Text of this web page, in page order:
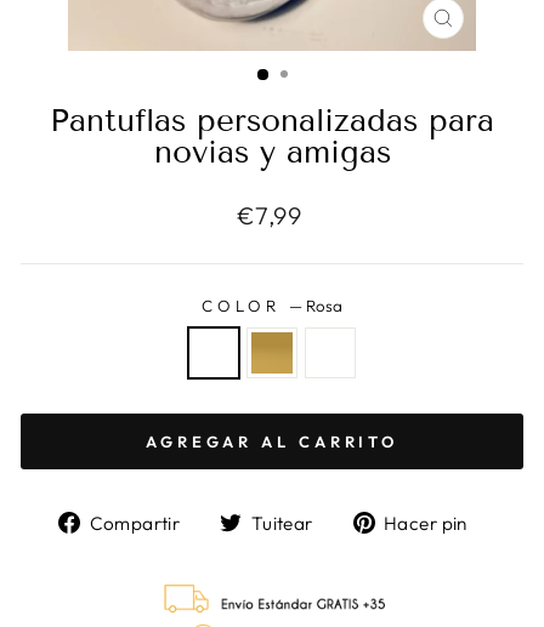
CERRAR
(ESC)
Pantuflas personalizadas para
novias y amigas
Precio
€7,99
COLOR — Rosa
AGREGAR AL CARRITO
Compartir
Compartir
Tuitear
TuitearHacer pin